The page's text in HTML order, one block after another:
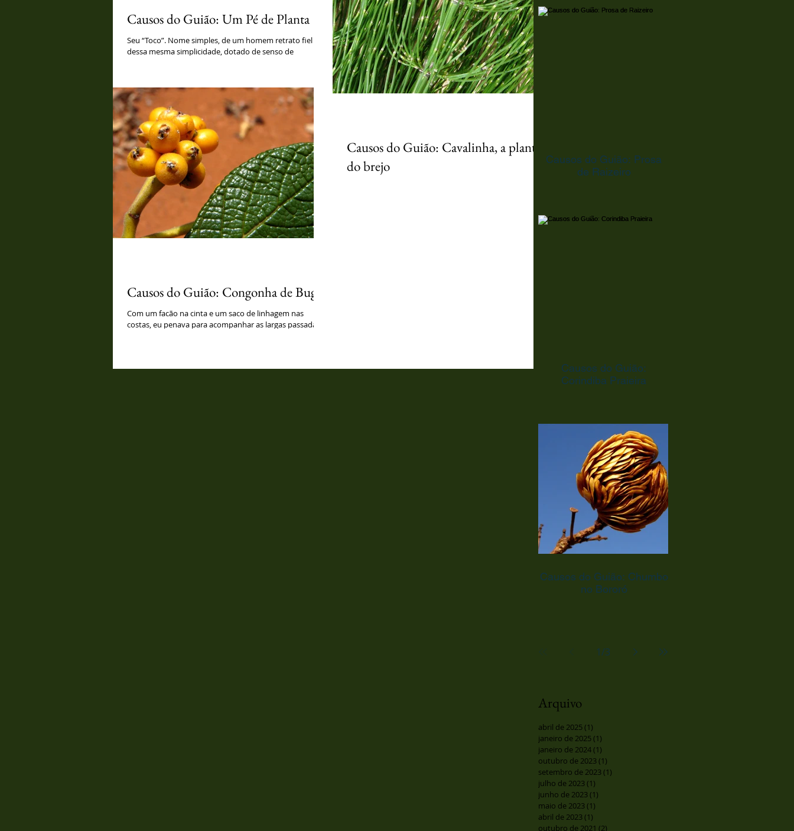
Causos do Guião: Um Pé de Planta
Seu “Toco”. Nome simples, de um homem retrato fiel
dessa mesma simplicidade, dotado de senso de
Causos do Guião: Congonha de Bugre
Com um facão na cinta e um saco de linhagem nas
costas, eu penava para acompanhar as largas passadas
Causos do Guião: Cavalinha, a planta
do brejo
Causos do Guião: Prosa
de Raizeiro
Causos do Guião:
Corindiba Praieira
Causos do Guião: Chumbo
no Bororó
1/3
Arquivo
abril de 2025(1)
janeiro de 2025(1)
janeiro de 2024(1)
outubro de 2023(1)
setembro de 2023(1)
julho de 2023(1)
junho de 2023(1)
maio de 2023(1)
abril de 2023(1)
outubro de 2021 (2)